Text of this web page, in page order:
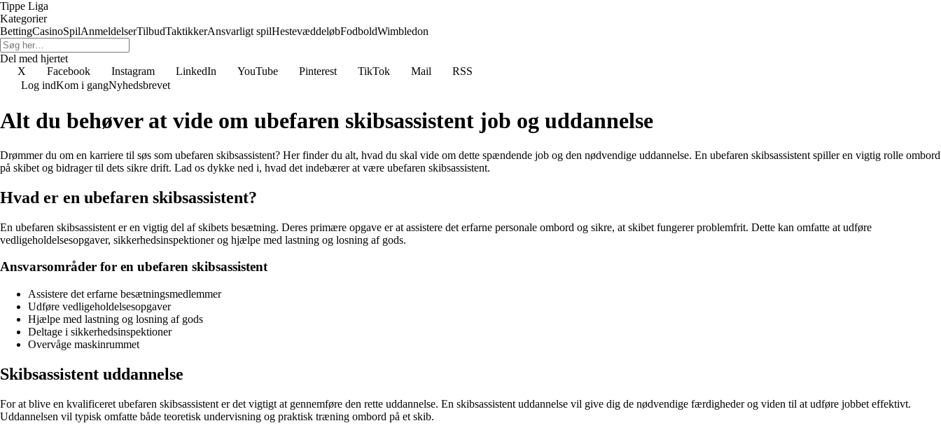
Tippe Liga
Kategorier
BettingCasinoSpilAnmeldelserTilbudTaktikkerAnsvarligt spilHestevæddeløbFodboldWimbledon
Del med hjertet
X
Facebook Instagram LinkedIn YouTube Pinterest TikTok Mail
RSS
Log indKom i gangNyhedsbrevet
Alt du behøver at vide om ubefaren skibsassistent job og uddannelse
Drømmer du om en karriere til søs som ubefaren skibsassistent? Her finder du alt, hvad du skal vide om dette spændende job og den nødvendige uddannelse. En ubefaren skibsassistent spiller en vigtig rolle ombord
på skibet og bidrager til dets sikre drift. Lad os dykke ned i, hvad det indebærer at være ubefaren skibsassistent.
Hvad er en ubefaren skibsassistent?
En ubefaren skibsassistent er en vigtig del af skibets besætning. Deres primære opgave er at assistere det erfarne personale ombord og sikre, at skibet fungerer problemfrit. Dette kan omfatte at udføre
vedligeholdelsesopgaver, sikkerhedsinspektioner og hjælpe med lastning og losning af gods.
Ansvarsområder for en ubefaren skibsassistent
Assistere det erfarne besætningsmedlemmer
Udføre vedligeholdelsesopgaver
Hjælpe med lastning og losning af gods
Deltage i sikkerhedsinspektioner
Overvåge maskinrummet
Skibsassistent uddannelse
For at blive en kvalificeret ubefaren skibsassistent er det vigtigt at gennemføre den rette uddannelse. En skibsassistent uddannelse vil give dig de nødvendige færdigheder og viden til at udføre jobbet effektivt.
Uddannelsen vil typisk omfatte både teoretisk undervisning og praktisk træning ombord på et skib.